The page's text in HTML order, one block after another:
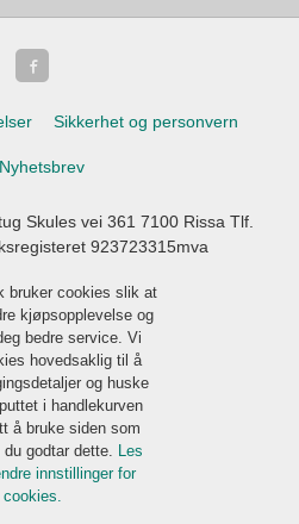
Sikkerhet og personvern
Nyhetsbrev
Skules vei 361 7100 Rissa Tlf.
923723315mva
bruker cookies slik at
kjøpsopplevelse og
bedre service. Vi
hovedsaklig til å
og huske
i handlekurven
å bruke siden som
godtar dette.
Les
innstillinger for
cookies.